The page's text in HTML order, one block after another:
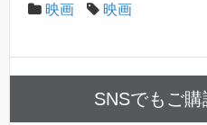
映画 映画
SNSでもご購